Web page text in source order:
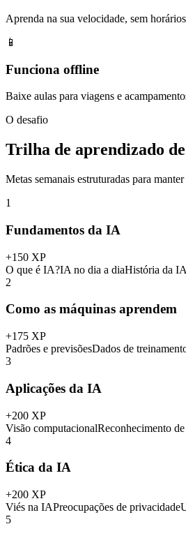
Aprenda na sua velocidade, sem
📱
Funciona offline
Baixe aulas para viagens e
O desafio
Trilha de aprendizado de
Metas semanais estruturadas para
1
Fundamentos da IA
+150 XP
O que é IA?IA no dia a diaHistória da IA
2
Como as máquinas aprendem
+175 XP
Padrões e previsõesDados de
3
Aplicações da IA
+200 XP
Visão computacionalReconhecimento
4
Ética da IA
+200 XP
Viés na IAPreocupações de privacidade
5